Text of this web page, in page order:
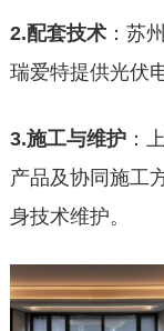
2.配套技术：苏
瑞爱特提供光伏
3.施工与维护：
产品及协同施工
身技术维护。